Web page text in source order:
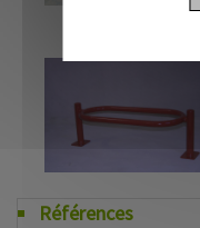
Références